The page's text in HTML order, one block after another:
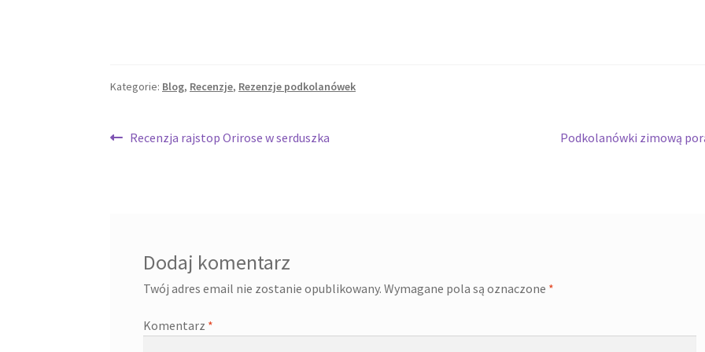
Kategorie: Blog, Recenzje, Rezenzje podkolanówek
Recenzja rajstop Orirose w serduszka Podkolanówki zimową
Dodaj komentarz
Twój adres email nie zostanie opublikowany. Wymagane pola są oznaczone *
Komentarz *